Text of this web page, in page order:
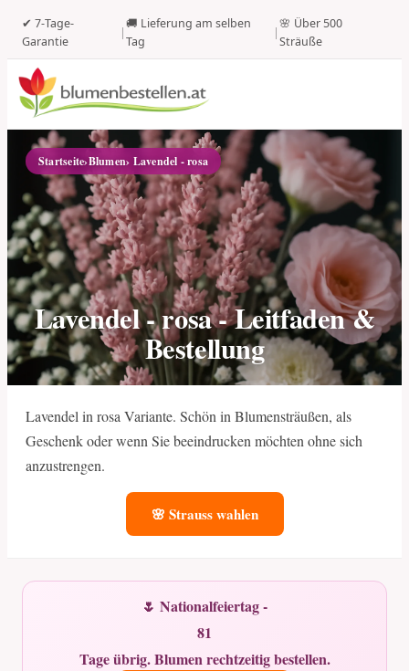
✔ 7-Tage-
Garantie
|
🚚 Lieferung am selben
Tag
|
🌸 Über 500
Sträuße
Startseite›Blumen› Lavendel - rosa
Lavendel - rosa - Leitfaden &
Bestellung
Lavendel in rosa Variante. Schön in Blumensträußen, als
Geschenk oder wenn Sie beeindrucken möchten ohne sich
anzustrengen.
🌸 Strauss wahlen
🌷 Nationalfeiertag -
81
Tage übrig. Blumen rechtzeitig bestellen.